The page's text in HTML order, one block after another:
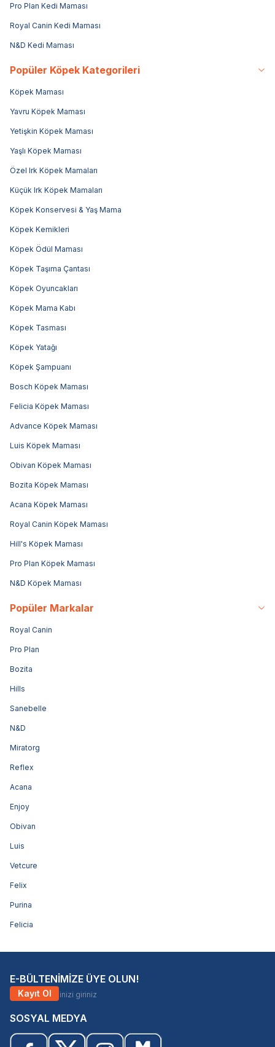
Pro Plan Kedi Maması
Royal Canin Kedi Maması
N&D Kedi Maması
Popüler Köpek Kategorileri
Köpek Maması
Yavru Köpek Maması
Yetişkin Köpek Maması
Yaşlı Köpek Maması
Özel Irk Köpek Mamaları
Küçük Irk Köpek Mamaları
Köpek Konservesi & Yaş Mama
Köpek Kemikleri
Köpek Ödül Maması
Köpek Taşıma Çantası
Köpek Oyuncakları
Köpek Mama Kabı
Köpek Tasması
Köpek Yatağı
Köpek Şampuanı
Bosch Köpek Maması
Felicia Köpek Maması
Advance Köpek Maması
Luis Köpek Maması
Obivan Köpek Maması
Bozita Köpek Maması
Acana Köpek Maması
Royal Canin Köpek Maması
Hill's Köpek Maması
Pro Plan Köpek Maması
N&D Köpek Maması
Popüler Markalar
Royal Canin
Pro Plan
Bozita
Hills
Sanebelle
N&D
Miratorg
Reflex
Acana
Enjoy
Obivan
Luis
Vetcure
Felix
Purina
Felicia
E-BÜLTENİMİZE ÜYE OLUN!
Kayıt Ol
SOSYAL MEDYA